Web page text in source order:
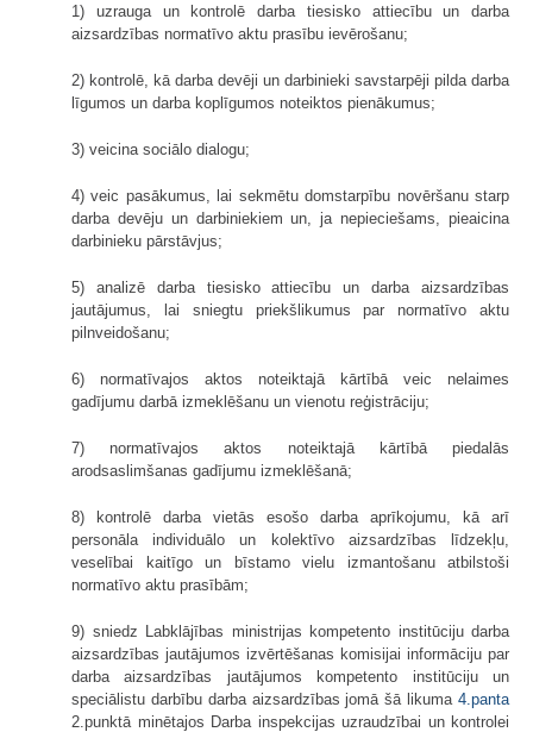
1) uzrauga un kontrolē darba tiesisko attiecību un darba
aizsardzības normatīvo aktu prasību ievērošanu;
2) kontrolē, kā darba devēji un darbinieki savstarpēji pilda darba
līgumos un darba koplīgumos noteiktos pienākumus;
3) veicina sociālo dialogu;
4) veic pasākumus, lai sekmētu domstarpību novēršanu starp
darba devēju un darbiniekiem un, ja nepieciešams, pieaicina
darbinieku pārstāvjus;
5) analizē darba tiesisko attiecību un darba aizsardzības
jautājumus, lai sniegtu priekšlikumus par normatīvo aktu
pilnveidošanu;
6) normatīvajos aktos noteiktajā kārtībā veic nelaimes
gadījumu darbā izmeklēšanu un vienotu reģistrāciju;
7) normatīvajos aktos noteiktajā kārtībā piedalās
arodsaslimšanas gadījumu izmeklēšanā;
8) kontrolē darba vietās esošo darba aprīkojumu, kā arī
personāla individuālo un kolektīvo aizsardzības līdzekļu,
veselībai kaitīgo un bīstamo vielu izmantošanu atbilstoši
normatīvo aktu prasībām;
9) sniedz Labklājības ministrijas kompetento institūciju darba
aizsardzības jautājumos izvērtēšanas komisijai informāciju par
darba aizsardzības jautājumos kompetento institūciju un
speciālistu darbību darba aizsardzības jomā šā likuma 4.panta
2.punktā minētajos Darba inspekcijas uzraudzībai un kontrolei